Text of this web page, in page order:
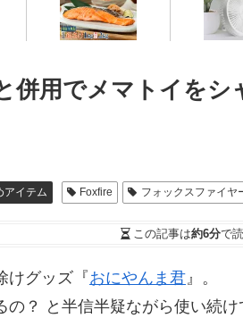
併用でメマトイを
アイテム Foxfire フォックスファイヤ
この記事は約6分で
けグッズ『おにやんま君 』。
の？ と半信半疑ながら使い続